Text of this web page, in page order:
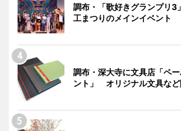
調布・「歌好きグランプリ
工まつりのメインイベント
調布・深大寺に文具店「ペ
ント」 オリジナル文具など